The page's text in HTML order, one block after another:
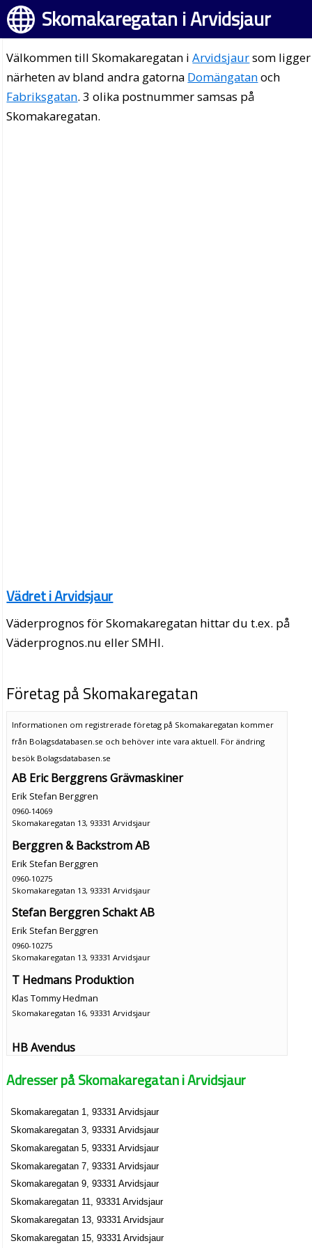
Skomakaregatan i Arvidsjaur
Välkommen till Skomakaregatan iArvidsjaursom
närheten av bland andra gatorna Domängatanoch
Fabriksgatan. 3 olika postnummer samsas på
Skomakaregatan.
Vädret i Arvidsjaur
Väderprognos för Skomakaregatan hittar du t.ex. på
Väderprognos.nu eller SMHI.
Företag på Skomakaregatan
Informationen om registrerade företag på Skomakaregatan kommer
från Bolagsdatabasen.se och behöver inte vara aktuell. För ändring
besök Bolagsdatabasen.se
AB Eric Berggrens Grävmaskiner
Erik Stefan Berggren
0960-14069
Skomakaregatan 13, 93331 Arvidsjaur
Berggren & Backstrom AB
Erik Stefan Berggren
0960-10275
Skomakaregatan 13, 93331 Arvidsjaur
Stefan Berggren Schakt AB
Erik Stefan Berggren
0960-10275
Skomakaregatan 13, 93331 Arvidsjaur
T Hedmans Produktion
Klas Tommy Hedman
Skomakaregatan 16, 93331 Arvidsjaur
HB Avendus
Skomakaregatan 20, 93331 Arvidsjaur
Skomakaregatan 25, 93331 Arvidsjaur
Per-Erik Löfgren
Skomakaregatan 25, 93331 Arvidsjaur
Elis Lidén Åkeri AB
Eric Jörgen Lidén
Skomakaregatan 30, 93331 Arvidsjaur
Adresser på Skomakaregatan i Arvidsjaur
Skomakaregatan 1, 93331 Arvidsjaur
Skomakaregatan 3, 93331 Arvidsjaur
Skomakaregatan 5, 93331 Arvidsjaur
Skomakaregatan 7, 93331 Arvidsjaur
Skomakaregatan 9, 93331 Arvidsjaur
Skomakaregatan 11, 93331 Arvidsjaur
Skomakaregatan 13, 93331 Arvidsjaur
Skomakaregatan 15, 93331 Arvidsjaur